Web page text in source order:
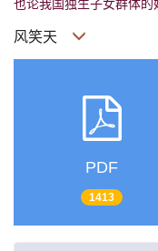
也论我国独生子女群体
风笑天
PDF
1413